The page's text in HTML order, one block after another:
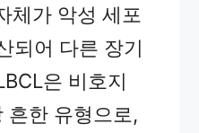
체가 악성 세포
되어 다른 장기
은 비호지
흔한 유형으로,